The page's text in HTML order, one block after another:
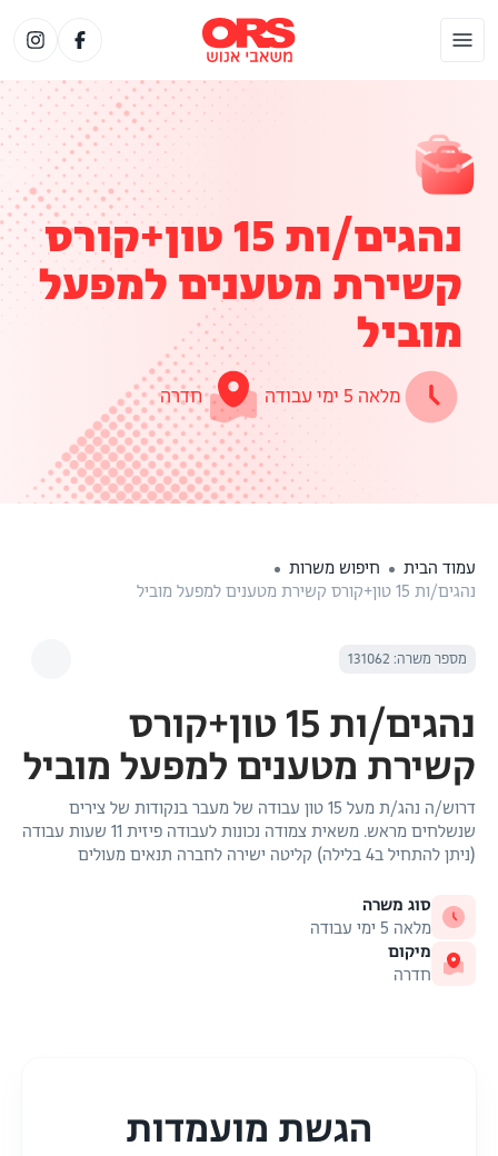
נהגים/ות 15 טון+קורס
קשירת מטענים למפעל
מוביל
מלאה 5 ימי עבודה חדרה
עמוד הבית
חיפוש משרות
נהגים/ות 15 טון+קורס קשירת מטענים למפעל מוביל
מספר משרה: 131062
נהגים/ות 15 טון+קורס
קשירת מטענים למפעל מוביל
דרוש/ה נהג/ת מעל 15 טון עבודה של מעבר בנקודות של צירים
שנשלחים מראש. משאית צמודה נכונות לעבודה פיזית 11 שעות עבודה
(ניתן להתחיל ב4 בלילה) קליטה ישירה לחברה תנאים מעולים
סוג משרה
מלאה 5 ימי עבודה
מיקום
חדרה
הגשת מועמדות